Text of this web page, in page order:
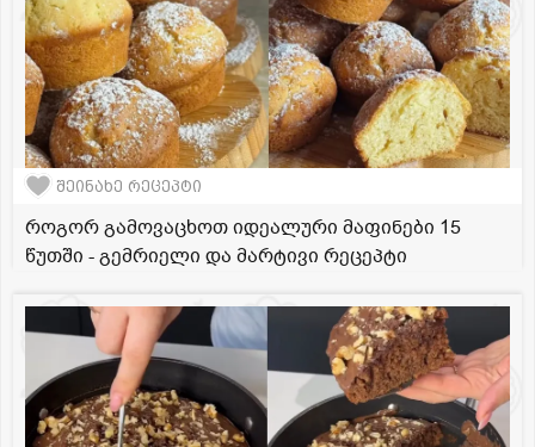
შეინახე რეცეპტი
როგორ გამოვაცხოთ იდეალური მაფინები 15
წუთში - გემრიელი და მარტივი რეცეპტი